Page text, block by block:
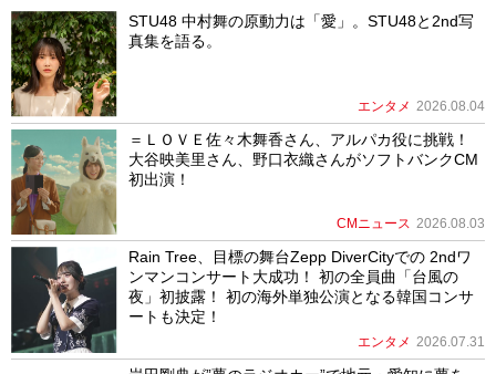
STU48 中村舞の原動力は「愛」。STU48と2nd写
真集を語る。
エンタメ 2026.08.04
＝ＬＯＶＥ佐々木舞香さん、アルパカ役に挑戦！
大谷映美里さん、野口衣織さんがソフトバンクCM
初出演！
CMニュース 2026.08.03
Rain Tree、目標の舞台Zepp DiverCityでの 2ndワ
ンマンコンサート大成功！ 初の全員曲「台風の
夜」初披露！ 初の海外単独公演となる韓国コンサ
ートも決定！
エンタメ 2026.07.31